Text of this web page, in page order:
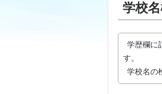
学校
学歴欄に
す。
学校名の